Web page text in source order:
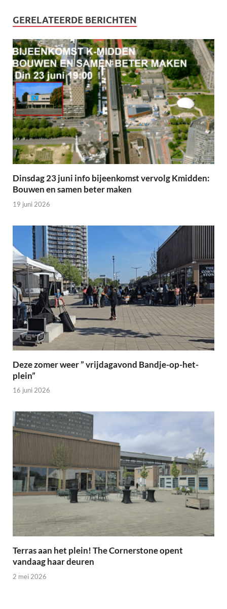
GERELATEERDE BERICHTEN
Dinsdag 23 juni info bijeenkomst vervolg Kmidden:
Bouwen en samen beter maken
19 juni 2026
Deze zomer weer ” vrijdagavond Bandje-op-het-
plein”
16 juni 2026
Terras aan het plein! The Cornerstone opent
vandaag haar deuren
2 mei 2026